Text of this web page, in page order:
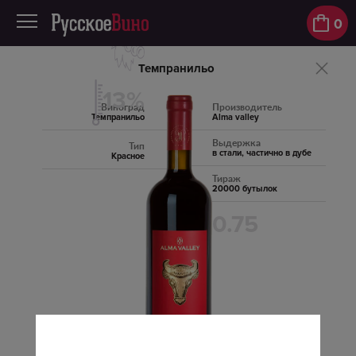
0
Темпранильо
Виноград
Темпранильо
13%
Тип
Красное
Производитель
Alma valley
Выдержка
в стали, частично в дубе
Тираж
20000 бутылок